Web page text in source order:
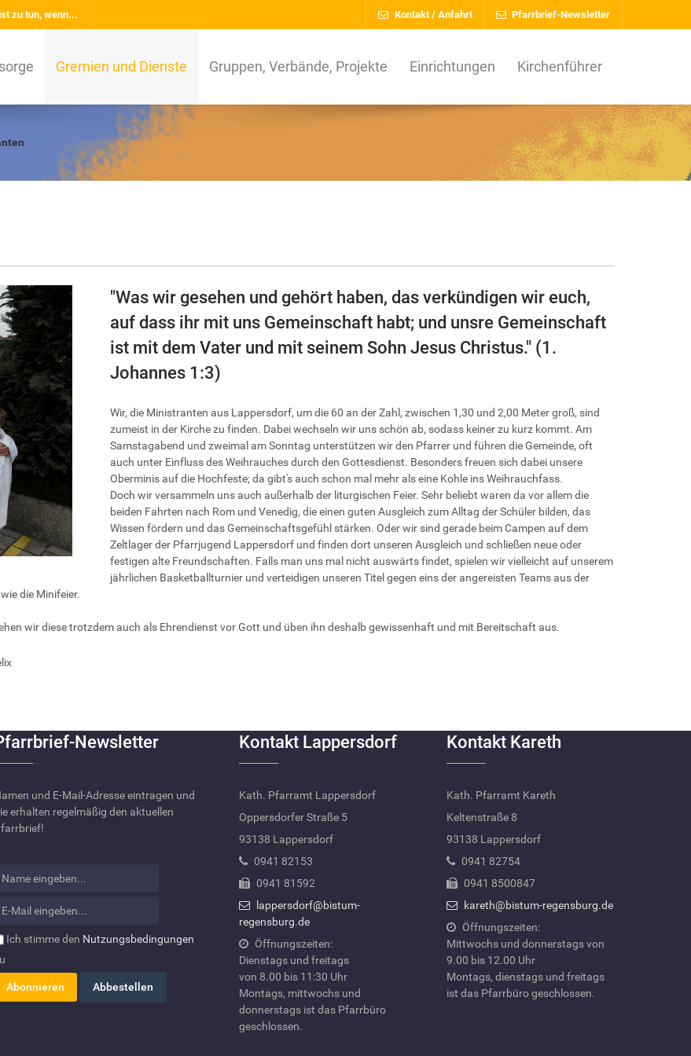
zu tun, wenn... Kontakt / Anfahrt Pfarrbrief-Newsletter
Gremien und Dienste Gruppen, Verbände, Projekte Einrichtungen Kirchenführer
"Was wir gesehen und gehört haben, das verkündigen wir euch,
auf dass ihr mit uns Gemeinschaft habt; und unsre Gemeinschaft
ist mit dem Vater und mit seinem Sohn Jesus Christus." (1.
Johannes 1:3)
Wir, die Ministranten aus Lappersdorf, um die 60 an der Zahl, zwischen 1,30 und 2,00 Meter groß, sind
zumeist in der Kirche zu finden. Dabei wechseln wir uns schön ab, sodass keiner zu kurz kommt. Am
Samstagabend und zweimal am Sonntag unterstützen wir den Pfarrer und führen die Gemeinde, oft
auch unter Einfluss des Weihrauches durch den Gottesdienst. Besonders freuen sich dabei unsere
Oberminis auf die Hochfeste; da gibt's auch schon mal mehr als eine Kohle ins Weihrauchfass.
Doch wir versammeln uns auch außerhalb der liturgischen Feier. Sehr beliebt waren da vor allem die
beiden Fahrten nach Rom und Venedig, die einen guten Ausgleich zum Alltag der Schüler bilden, das
Wissen fördern und das Gemeinschaftsgefühl stärken. Oder wir sind gerade beim Campen auf dem
Zeltlager der Pfarrjugend Lappersdorf und finden dort unseren Ausgleich und schließen neue oder
festigen alte Freundschaften. Falls man uns mal nicht auswärts findet, spielen wir vielleicht auf unserem
jährlichen Basketballturnier und verteidigen unseren Titel gegen eins der angereisten Teams aus der
die Minifeier.
wir diese trotzdem auch als Ehrendienst vor Gott und üben ihn deshalb gewissenhaft und mit Bereitschaft aus.
Newsletter
und E-Mail-Adresse eintragen und
erhalten regelmäßig den aktuellen
Ich stimme den Nutzungsbedingungen
Kontakt Lappersdorf
Kath. Pfarramt Lappersdorf
Oppersdorfer Straße 5
93138 Lappersdorf
0941 82153
0941 81592
lappersdorf@bistum-
regensburg.de
Öffnungszeiten:
Dienstags und freitags
von 8.00 bis 11:30 Uhr
Montags, mittwochs und
donnerstags ist das Pfarrbüro
geschlossen.
Kontakt Kareth
Kath. Pfarramt Kareth
Keltenstraße 8
93138 Lappersdorf
0941 82754
0941 8500847
kareth@bistum-regensburg.de
Öffnungszeiten:
Mittwochs und donnerstags von
9.00 bis 12.00 Uhr
Montags, dienstags und freitags
ist das Pfarrbüro geschlossen.